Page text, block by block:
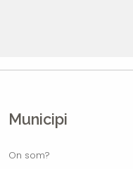
Municipi
On som?